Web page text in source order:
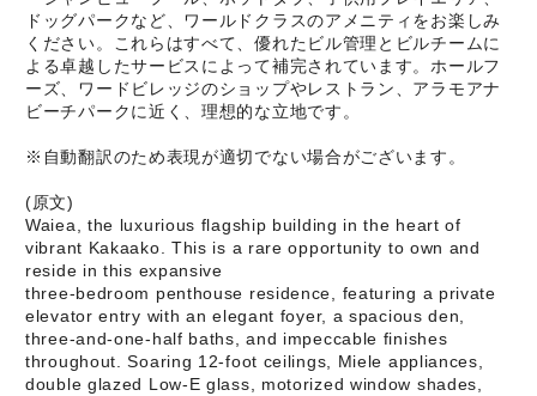
ドッグパークなど、ワールドクラスのアメニティをお楽しみ
ください。これらはすべて、優れたビル管理とビルチームに
よる卓越したサービスによって補完されています。ホールフ
ーズ、ワードビレッジのショップやレストラン、アラモアナ
ビーチパークに近く、理想的な立地です。
※自動翻訳のため表現が適切でない場合がございます。
(原文)
Waiea, the luxurious flagship building in the heart of
vibrant Kakaako. This is a rare opportunity to own and
reside in this expansive
three-bedroom penthouse residence, featuring a private
elevator entry with an elegant foyer, a spacious den,
three-and-one-half baths, and impeccable finishes
throughout. Soaring 12-foot ceilings, Miele appliances,
double glazed Low-E glass, motorized window shades,